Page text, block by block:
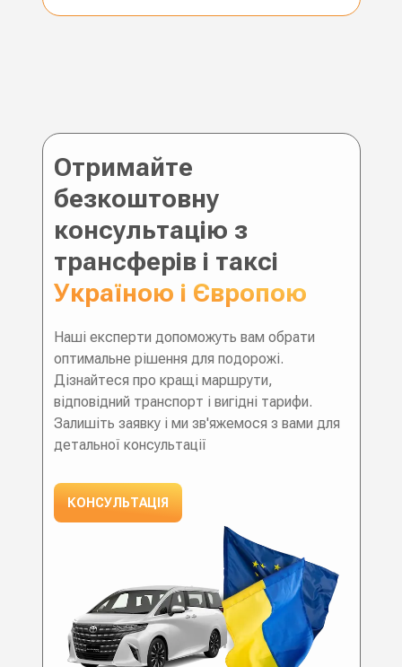
Отримайте
безкоштовну
консультацію з
трансферів і таксі
Україною і Європою
Наші експерти допоможуть вам обрати
оптимальне рішення для подорожі.
Дізнайтеся про кращі маршрути,
відповідний транспорт і вигідні тарифи.
Залишіть заявку і ми зв'яжемося з вами для
детальної консультації
КОНСУЛЬТАЦІЯ